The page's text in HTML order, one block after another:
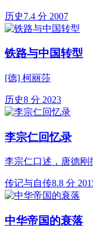
历史7.4 分 2007
铁路与中国转型
[德] 柯丽莎
历史8 分 2023
李宗仁回忆录
李宗仁口述，唐德刚
传记与自传8.8 分
中华帝国的衰落